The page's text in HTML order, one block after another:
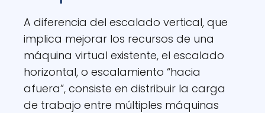
A diferencia del escalado vertical, que
implica mejorar los recursos de una
máquina virtual existente, el escalado
horizontal, o escalamiento “hacia
afuera”, consiste en distribuir la carga
de trabajo entre múltiples máquinas